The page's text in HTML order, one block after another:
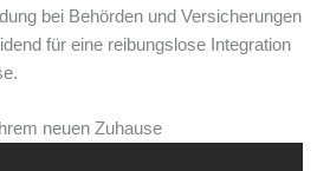
bei Behörden und Versicherungen
für eine reibungslose Integration
neuen Zuhause